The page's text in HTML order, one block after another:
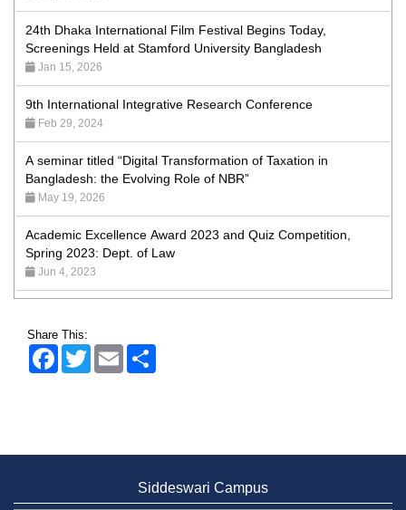
24th Dhaka International Film Festival Begins Today,
Screenings Held at Stamford University Bangladesh
Jan 15, 2026
9th International Integrative Research Conference
Feb 29, 2024
A seminar titled “Digital Transformation of Taxation in
Bangladesh: the Evolving Role of NBR”
May 19, 2026
Academic Excellence Award 2023 and Quiz Competition,
Spring 2023: Dept. of Law
Jun 4, 2023
Admission Fair Spring 2026 underway at Stamford University
Admission Fair Summer 2026 underway at Stamford
University Bangladesh
Share This:
FacebookTwitter Email
Siddeswari Campus